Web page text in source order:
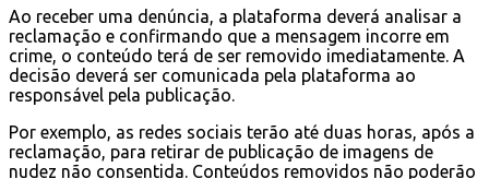
Ao receber uma denúncia, a plataforma deverá analisar a
reclamação e confirmando que a mensagem incorre em
crime, o conteúdo terá de ser removido imediatamente. A
decisão deverá ser comunicada pela plataforma ao
responsável pela publicação.
Por exemplo, as redes sociais terão até duas horas, após a
reclamação, para retirar de publicação de imagens de
nudez não consentida. Conteúdos removidos não poderão